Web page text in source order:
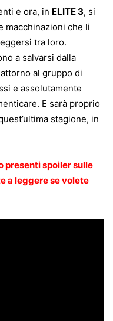
e ora, in ELITE 3, si
macchinazioni che li
tra loro.
a salvarsi dalla
al gruppo di
e assolutamente
E sarà proprio
stagione, in
presenti spoiler sulle
a leggere se volete